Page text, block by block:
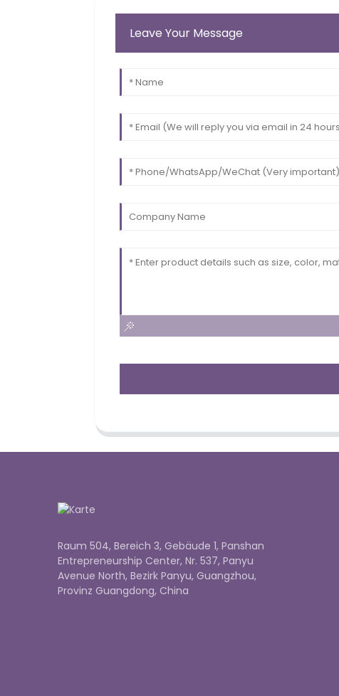
Leave Your Message
Raum 504, Bereich 3, Gebäude 1, Panshan
Entrepreneurship Center, Nr. 537, Panyu
Avenue North, Bezirk Panyu, Guangzhou,
Provinz Guangdong, China